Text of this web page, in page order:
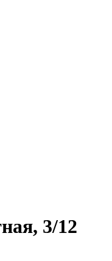
3/12